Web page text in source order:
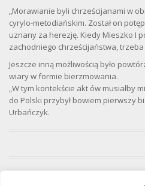
„Morawianie byli chrześcijanami w
cyrylo-metodiańskim. Został on
uznany za herezję. Kiedy Mieszko I
zachodniego chrześcijaństwa, trzeba
Jeszcze inną możliwością było
wiary w formie bierzmowania.
„W tym kontekście akt ów musiałby
do Polski przybył bowiem pierwszy
Urbańczyk.